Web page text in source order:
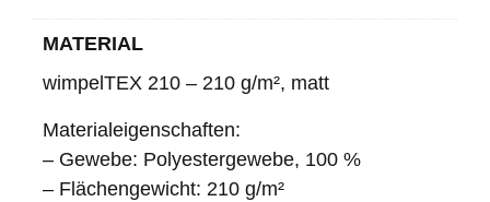
MATERIAL
wimpelTEX 210 – 210 g/m², matt
Materialeigenschaften:
– Gewebe: Polyestergewebe, 100 %
– Flächengewicht: 210 g/m²